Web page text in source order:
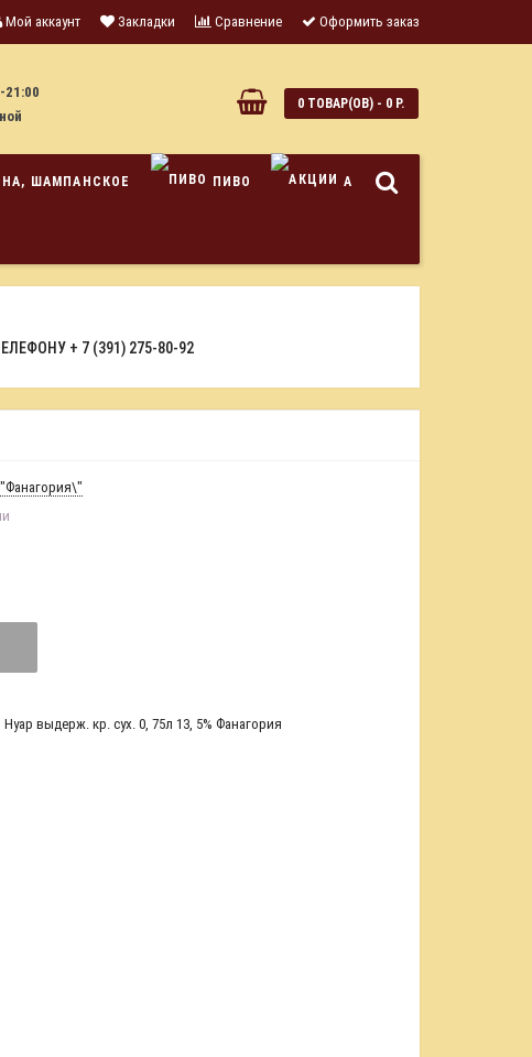
Мой аккаунт Закладки Сравнение Оформить заказ
0 ТОВАР(ОВ) - 0 Р.
ШАМПАНСКОЕ ПИВО АКЦИИ
+ 7 (391) 275-80-92
выдерж. кр. сух. 0, 75л 13, 5% Фанагория